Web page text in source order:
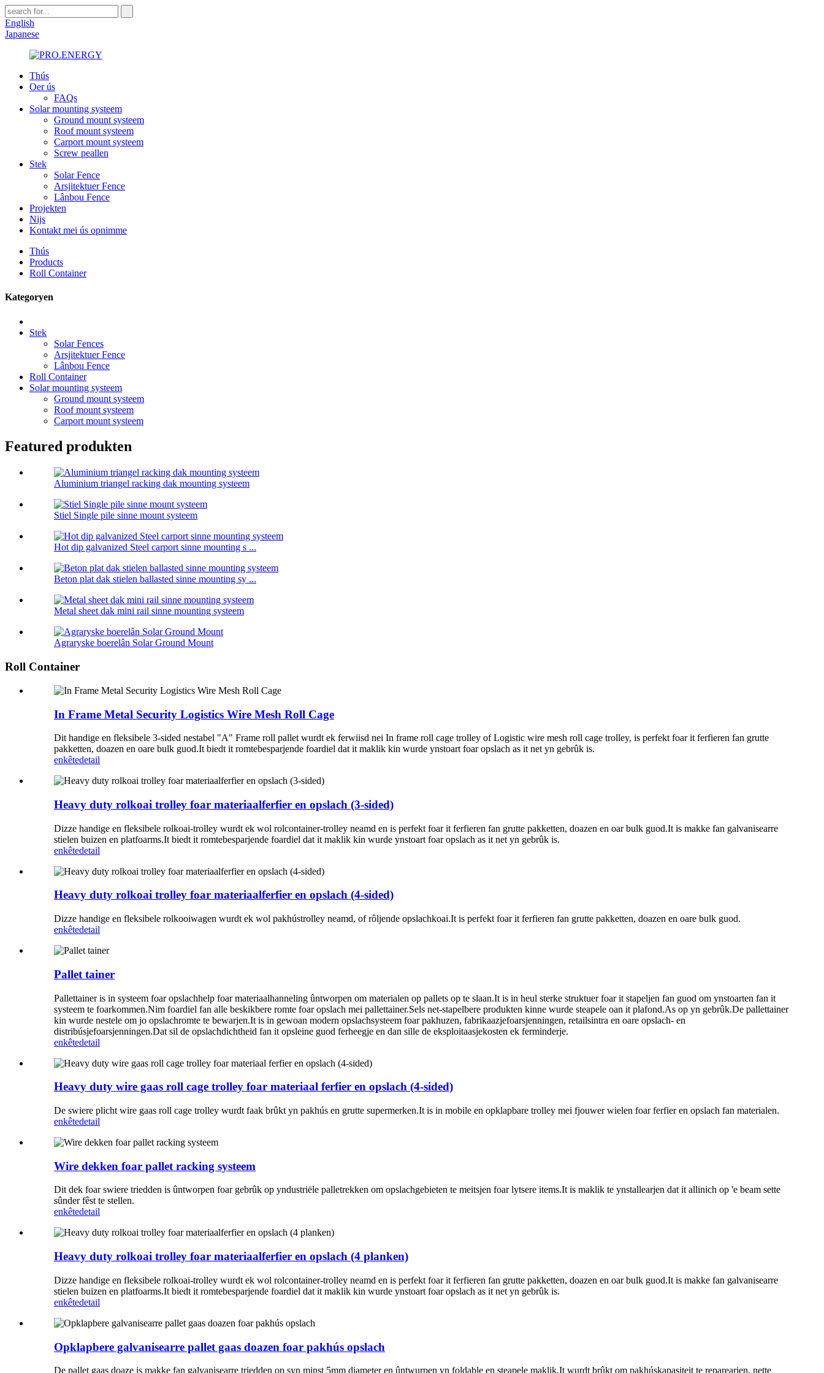
English
Japanese
Thús
Oer ús
FAQs
Solar mounting systeem
Ground mount systeem
Roof mount systeem
Carport mount systeem
Screw peallen
Stek
Solar Fence
Arsjitektuer Fence
Lânbou Fence
Projekten
Nijs
Kontakt mei ús opnimme
Thús
Products
Roll Container
Kategoryen
Stek
Solar Fences
Arsjitektuer Fence
Lânbou Fence
Roll Container
Solar mounting systeem
Ground mount systeem
Roof mount systeem
Carport mount systeem
Featured produkten
Aluminium triangel racking dak mounting systeem
Stiel Single pile sinne mount systeem
Hot dip galvanized Steel carport sinne mounting s ...
Beton plat dak stielen ballasted sinne mounting sy ...
Metal sheet dak mini rail sinne mounting systeem
Agraryske boerelân Solar Ground Mount
Roll Container
In Frame Metal Security Logistics Wire Mesh Roll Cage
Dit handige en fleksibele 3-sided nestabel "A" Frame roll pallet wurdt ek ferwiisd nei In frame roll cage trolley of Logistic wire mesh roll cage trolley, is perfekt foar it ferfieren fan grutte
pakketten, doazen en oare bulk guod.It biedt it romtebesparjende foardiel dat it maklik kin wurde ynstoart foar opslach as it net yn gebrûk is.
enkêtedetail
Heavy duty rolkoai trolley foar materiaalferfier en opslach (3-sided)
Dizze handige en fleksibele rolkoai-trolley wurdt ek wol rolcontainer-trolley neamd en is perfekt foar it ferfieren fan grutte pakketten, doazen en oar bulk guod.It is makke fan galvanisearre
stielen buizen en platfoarms.It biedt it romtebesparjende foardiel dat it maklik kin wurde ynstoart foar opslach as it net yn gebrûk is.
enkêtedetail
Heavy duty rolkoai trolley foar materiaalferfier en opslach (4-sided)
Dizze handige en fleksibele rolkooiwagen wurdt ek wol pakhústrolley neamd, of rôljende opslachkoai.It is perfekt foar it ferfieren fan grutte pakketten, doazen en oare bulk guod.
enkêtedetail
Pallet tainer
Pallettainer is in systeem foar opslachhelp foar materiaalhanneling ûntworpen om materialen op pallets op te slaan.It is in heul sterke struktuer foar it stapeljen fan guod om ynstoarten fan it
systeem te foarkommen.Nim foardiel fan alle beskikbere romte foar opslach mei pallettainer.Sels net-stapelbere produkten kinne wurde steapele oan it plafond.As op yn gebrûk.De pallettainer
kin wurde nestele om jo opslachromte te bewarjen.It is in gewoan modern opslachsysteem foar pakhuzen, fabrikaazjefoarsjenningen, retailsintra en oare opslach- en
distribúsjefoarsjenningen.Dat sil de opslachdichtheid fan it opsleine guod ferheegje en dan sille de eksploitaasjekosten ek ferminderje.
enkêtedetail
Heavy duty wire gaas roll cage trolley foar materiaal ferfier en opslach (4-sided)
De swiere plicht wire gaas roll cage trolley wurdt faak brûkt yn pakhús en grutte supermerken.It is in mobile en opklapbare trolley mei fjouwer wielen foar ferfier en opslach fan materialen.
enkêtedetail
Wire dekken foar pallet racking systeem
Dit dek foar swiere triedden is ûntworpen foar gebrûk op yndustriële palletrekken om opslachgebieten te meitsjen foar lytsere items.It is maklik te ynstallearjen dat it allinich op 'e beam sette
sûnder fêst te stellen.
enkêtedetail
Heavy duty rolkoai trolley foar materiaalferfier en opslach (4 planken)
Dizze handige en fleksibele rolkoai-trolley wurdt ek wol rolcontainer-trolley neamd en is perfekt foar it ferfieren fan grutte pakketten, doazen en oar bulk guod.It is makke fan galvanisearre
stielen buizen en platfoarms.It biedt it romtebesparjende foardiel dat it maklik kin wurde ynstoart foar opslach as it net yn gebrûk is.
enkêtedetail
Opklapbere galvanisearre pallet gaas doazen foar pakhús opslach
De pallet gaas doaze is makke fan galvanisearre triedden op syn minst 5mm diameter en ûntwurpen yn foldable en steapele maklik.It wurdt brûkt om pakhúskapasiteit te reparearjen, nette